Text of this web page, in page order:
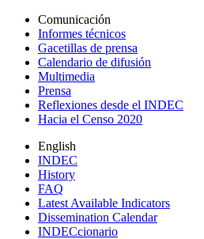
Comunicación
Informes técnicos
Gacetillas de prensa
Calendario de difusión
Multimedia
Prensa
Reflexiones desde el INDEC
Hacia el Censo 2020
English
INDEC
History
FAQ
Latest Available Indicators
Dissemination Calendar
INDECcionario